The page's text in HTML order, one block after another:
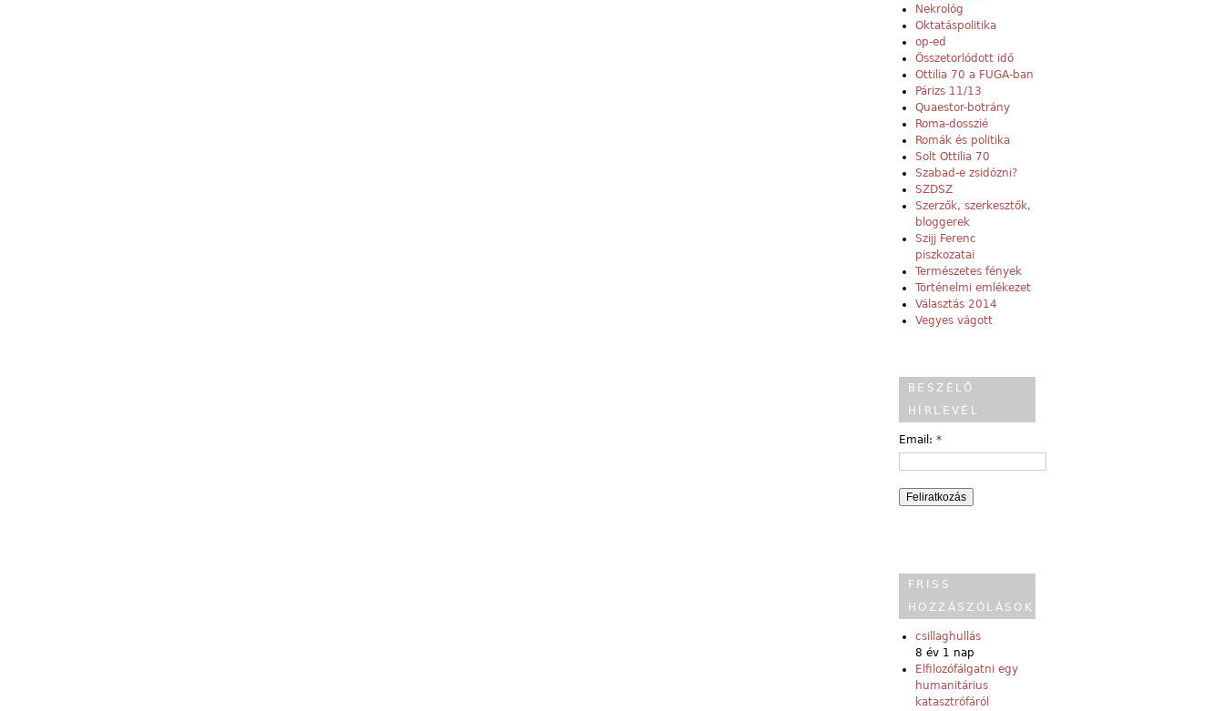
Nekrológ
Oktatáspolitika
op-ed
Összetorlódott idő
Ottilia 70 a FUGA-ban
Párizs 11/13
Quaestor-botrány
Roma-dosszié
Romák és politika
Solt Ottilia 70
Szabad-e zsidózni?
SZDSZ
Szerzők, szerkesztők,
bloggerek
Szijj Ferenc
piszkozatai
Természetes fények
Történelmi emlékezet
Választás 2014
Vegyes vágott
BESZÉLŐ
HÍRLEVÉL
Email: *
FRISS
HOZZÁSZÓLÁSOK
csillaghullás
8 év 1 nap
Elfilozófálgatni egy
humanitárius
katasztrófáról